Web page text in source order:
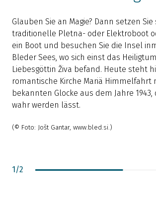
Glauben Sie an Magie? Dann setzen Sie
traditionelle Pletna- oder Elektroboot
ein Boot und besuchen Sie die Insel
Bleder Sees, wo sich einst das
Liebesgöttin Živa befand. Heute steht
romantische Kirche Mariä Himmelfahrt
bekannten Glocke aus dem Jahre 1943,
wahr werden lässt.
(© Foto: Jošt Gantar, www.bled.si.)
1/2